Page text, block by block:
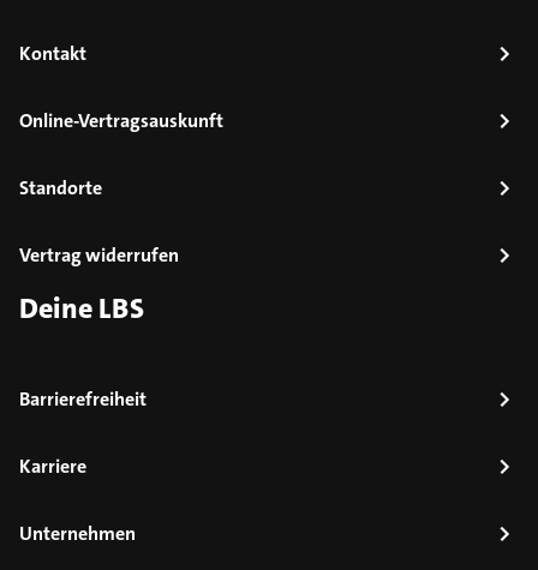
Kontakt
Online-Vertragsauskunft
Standorte
Vertrag widerrufen
Deine LBS
Barrierefreiheit
Karriere
Unternehmen